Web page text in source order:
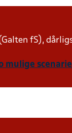
fS),
mulige